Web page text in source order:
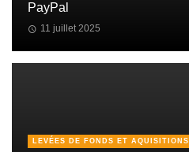
PayPal
11 juillet 2025
LEVÉES DE FONDS ET AQUISITIONS